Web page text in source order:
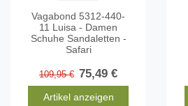
Vagabond 5312-440-
11 Luisa - Damen
Schuhe Sandaletten -
Safari
109,95 € 75,49 €
Artikel anzeigen